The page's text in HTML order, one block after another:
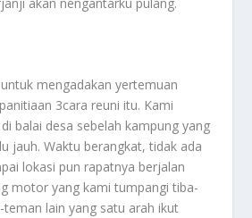
akan nengantarku pulang.
mengadakan yertemuan
3cara reuni itu. Kami
balai desa sebelah kampung yang
jauh. Waktu berangkat, tidak ada
lokasi pun rapatnya berjalan
motor yang kami tumpangi tiba-
lain yang satu arah ikut